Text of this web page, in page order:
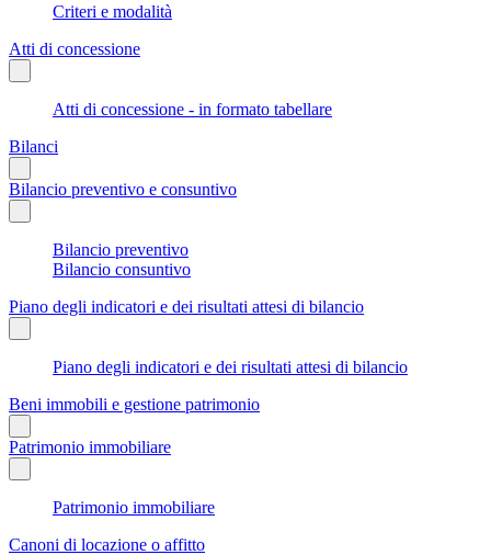
Criteri e modalità
Atti di concessione
Atti di concessione - in formato tabellare
Bilanci
Bilancio preventivo e consuntivo
Bilancio preventivo
Bilancio consuntivo
Piano degli indicatori e dei risultati attesi di bilancio
Piano degli indicatori e dei risultati attesi di bilancio
Beni immobili e gestione patrimonio
Patrimonio immobiliare
Patrimonio immobiliare
Canoni di locazione o affitto